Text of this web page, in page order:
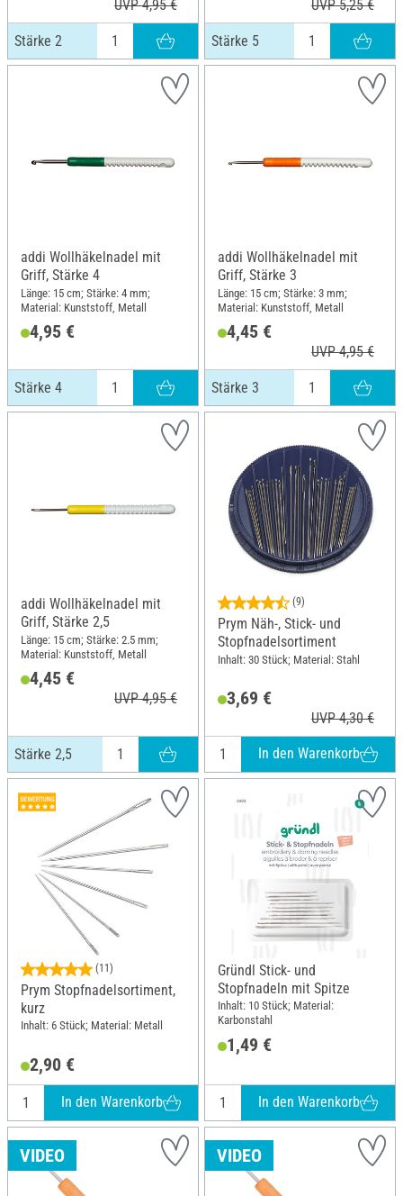
UVP 4,95 €
Stärke 2
UVP 5,25 €
Stärke 5
addi Wollhäkelnadel mit
Griff, Stärke 4
Länge: 15 cm; Stärke: 4 mm;
Material: Kunststoff, Metall
4,95 €
Stärke 4
addi Wollhäkelnadel mit
Griff, Stärke 3
Länge: 15 cm; Stärke: 3 mm;
Material: Kunststoff, Metall
4,45 €
UVP 4,95 €
Stärke 3
addi Wollhäkelnadel mit
Griff, Stärke 2,5
Länge: 15 cm; Stärke: 2.5 mm;
Material: Kunststoff, Metall
4,45 €
UVP 4,95 €
Stärke 2,5
(9)
Prym Näh-, Stick- und
Stopfnadelsortiment
Inhalt: 30 Stück; Material: Stahl
3,69 €
UVP 4,30 €
In den Warenkorb
(11)
Prym Stopfnadelsortiment,
kurz
Inhalt: 6 Stück; Material: Metall
2,90 €
In den Warenkorb
Gründl Stick- und
Stopfnadeln mit Spitze
Inhalt: 10 Stück; Material:
Karbonstahl
1,49 €
In den Warenkorb
VIDEO VIDEO